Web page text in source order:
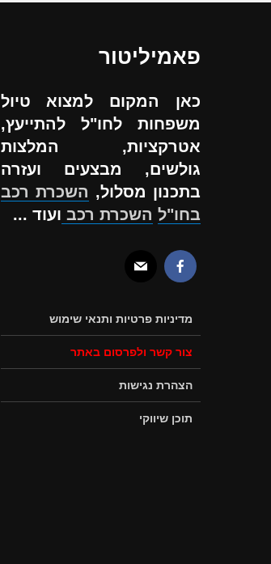
פאמיליטור
כאן המקום למצוא טיול
משפחות לחו"ל להתייעץ,
אטרקציות, המלצות
גולשים, מבצעים ועזרה
בתכנון מסלול, השכרת רכב
בחו"ל השכרת רכב ועוד ...
מדיניות פרטיות ותנאי שימוש
צור קשר ולפרסום באתר
הצהרת נגישות
תוכן שיווקי